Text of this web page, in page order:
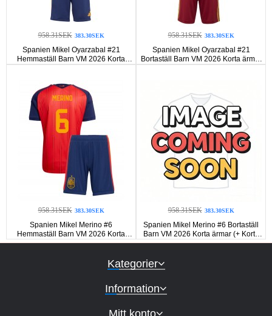
958.31SEK 383.30SEK
Spanien Mikel Oyarzabal #21
Hemmaställ Barn VM 2026 Korta
ärmar (+ Korta byxor)
958.31SEK 383.30SEK
Spanien Mikel Oyarzabal #21
Bortaställ Barn VM 2026 Korta ärmar
(+ Korta byxor)
958.31SEK 383.30SEK
Spanien Mikel Merino #6
Hemmaställ Barn VM 2026 Korta
ärmar (+ Korta byxor)
958.31SEK 383.30SEK
Spanien Mikel Merino #6 Bortaställ
Barn VM 2026 Korta ärmar (+ Korta
byxor)
Kategorier
Information
Mitt konto